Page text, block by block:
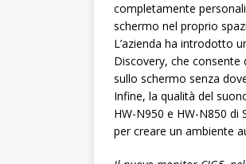
completamente
schermo nel proprio
L’azienda ha introdotto
Discovery, che consente
sullo schermo senza
Infine, la qualità del
HW-N950 e HW-N850 di
per creare un ambiente